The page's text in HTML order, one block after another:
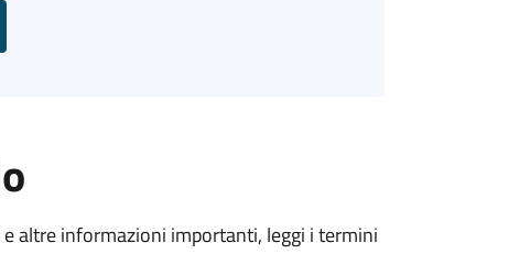
altre informazioni importanti, leggi i termini